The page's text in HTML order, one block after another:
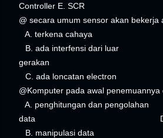
Controller E. SCR
@ secara umum sensor akan bekerja
A. terkena cahaya D.
B. ada interfensi dari luar
gerakan
C. ada loncatan electron
@Komputer pada awal
A. penghitungan dan pengolahan
data D.
B. manipulasi